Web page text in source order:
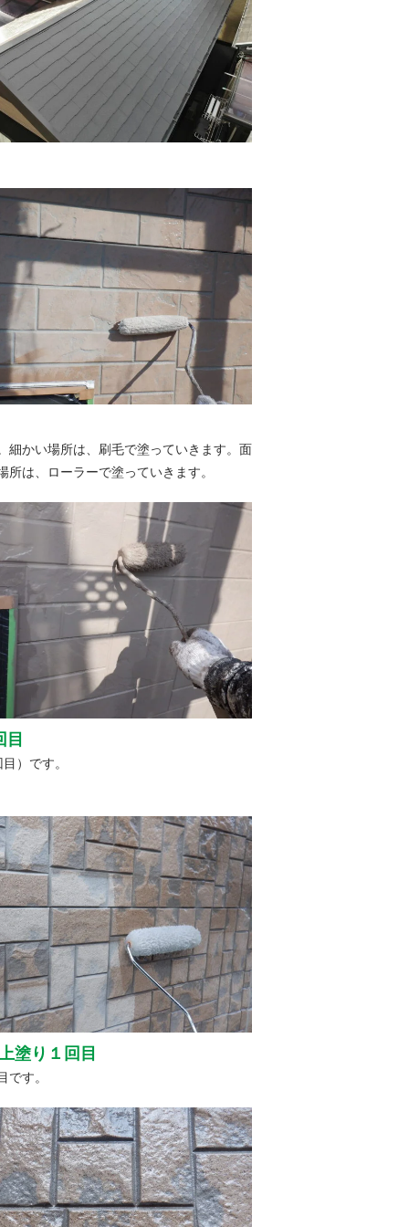
細かい場所は、刷毛で塗っていきます。面
所は、ローラーで塗っていきます。
目
）です。
塗り１回目
です。